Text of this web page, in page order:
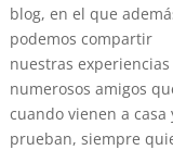
blog, en el que
podemos compartir
nuestras experiencias
numerosos amigos
cuando vienen a casa
prueban, siempre